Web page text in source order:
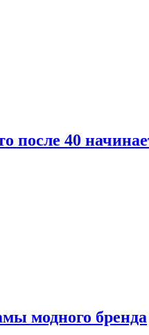
после 40
модного бренда